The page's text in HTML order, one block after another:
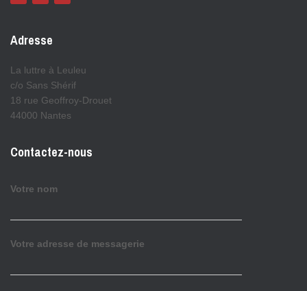
Adresse
La luttre à Leuleu
c/o Sans Shérif
18 rue Geoffroy-Drouet
44000 Nantes
Contactez-nous
Votre nom
Votre adresse de messagerie